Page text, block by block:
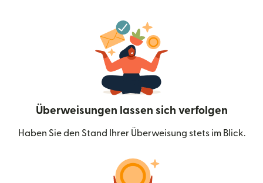
Überweisungen lassen sich verfolgen
Haben Sie den Stand Ihrer Überweisung stets im Blick.